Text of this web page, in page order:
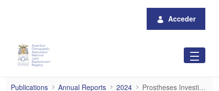
Acceder
Prostheses Investigations
Publications Annual Reports 2024 Prostheses Investigations